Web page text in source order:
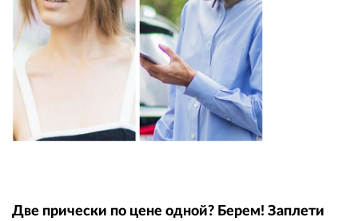
Две прически по цене одной? Берем! Заплети